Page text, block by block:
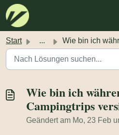
Zum hauptsächlichen Inhalt
Start ... Wie bin ich während meines Campingtrips
Wie bin ich
Campingtrips
Geändert am Mo, 23 Feb